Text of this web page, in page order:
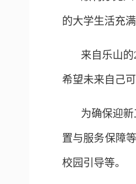
的大学生活充
来自乐山
希望未来自己
为确保迎
置与服务保障
校园引导等。